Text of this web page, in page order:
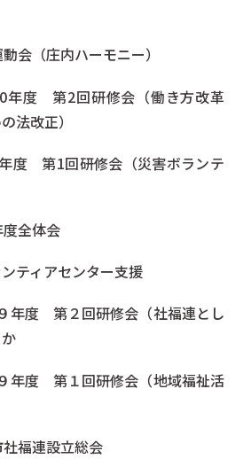
会（庄内ハーモニー）
年度 第2回研修会（働き方改革
法改正）
度 第1回研修会（災害ボランテ
全体会
ティアセンター支援
年度 第２回研修会（社福連とし
年度 第１回研修会（地域福祉活
福連設立総会